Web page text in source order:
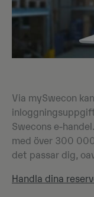
Via mySwecon
Swecons e-
med över 300
det passar dig,
Handla dina